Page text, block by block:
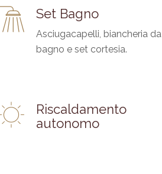
Set Bagno
Asciugacapelli, biancheria da
bagno e set cortesia.
Riscaldamento
autonomo